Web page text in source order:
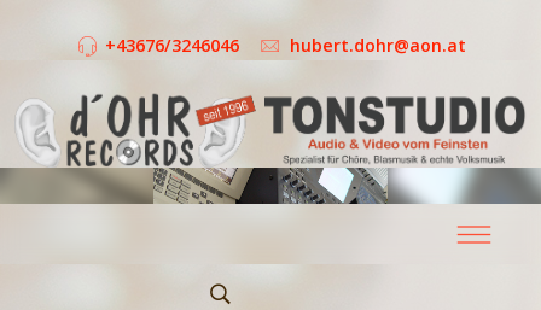
+43676/3246046 hubert.dohr@aon.at